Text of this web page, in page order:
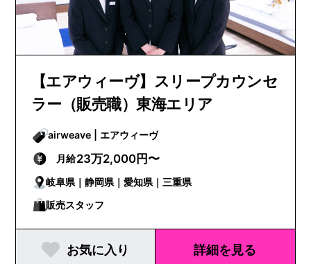
【エアウィーヴ】スリープカウンセ
ラー（販売職）東海エリア
airweave | エアウィーヴ
月給23万2,000円〜
岐阜県｜静岡県｜愛知県｜三重県
販売スタッフ
お気に入り 詳細を見る